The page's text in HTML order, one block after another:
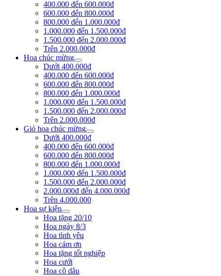
400.000 đến 600.000đ
600.000 đến 800.000đ
800.000 đến 1.000.000đ
1.000.000 đến 1.500.000đ
1.500.000 đến 2.000.000đ
Trên 2.000.000đ
Hoa chúc mừng
Dưới 400.000đ
400.000 đến 600.000đ
600.000 đến 800.000đ
800.000 đến 1.000.000đ
1.000.000 đến 1.500.000đ
1.500.000 đến 2.000.000đ
Trên 2.000.000đ
Giỏ hoa chúc mừng
Dưới 400.000đ
400.000 đến 600.000đ
600.000 đến 800.000đ
800.000 đến 1.000.000đ
1.000.000 đến 1.500.000đ
1.500.000 đến 2.000.000đ
2.000.000đ đến 4.000.000đ
Trên 4.000.000
Hoa sự kiện
Hoa tặng 20/10
Hoa ngày 8/3
Hoa tình yêu
Hoa cảm ơn
Hoa tặng tốt nghiệp
Hoa cưới
Hoa cô dâu